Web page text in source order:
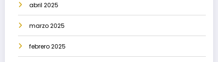
abril 2025
marzo 2025
febrero 2025